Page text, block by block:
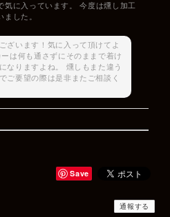
気に入っています。 今度は燻し加工
した。
ざいます！気に入って頂けてよ
は何も通さずにそのままで着け
なりますよね。 燻しもまた違う
ご要望の際は是非またご相談く
Save
通報する